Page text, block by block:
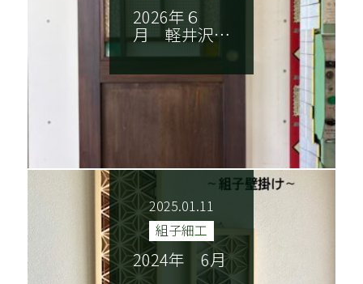
2026年６
月 軽井沢…
2025.01.11
組子細工
2024年 6月